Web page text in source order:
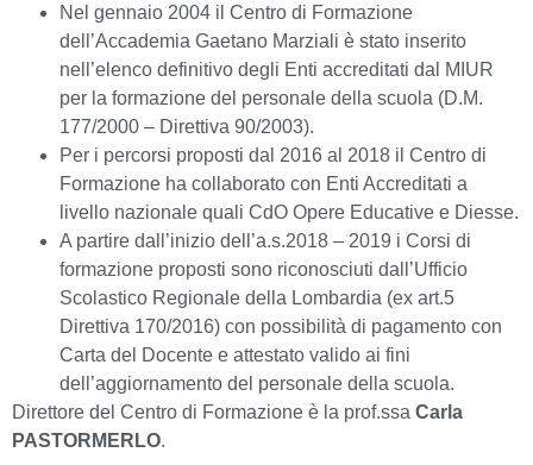
Nel gennaio 2004 il Centro di Formazione
dell’Accademia Gaetano Marziali è stato inserito
nell’elenco definitivo degli Enti accreditati dal MIUR
per la formazione del personale della scuola (D.M.
177/2000 – Direttiva 90/2003).
Per i percorsi proposti dal 2016 al 2018 il Centro di
Formazione ha collaborato con Enti Accreditati a
livello nazionale quali CdO Opere Educative e Diesse.
A partire dall’inizio dell’a.s.2018 – 2019 i Corsi di
formazione proposti sono riconosciuti dall’Ufficio
Scolastico Regionale della Lombardia (ex art.5
Direttiva 170/2016) con possibilità di pagamento con
Carta del Docente e attestato valido ai fini
dell’aggiornamento del personale della scuola.
Direttore del Centro di Formazione è la prof.ssa Carla
PASTORMERLO.